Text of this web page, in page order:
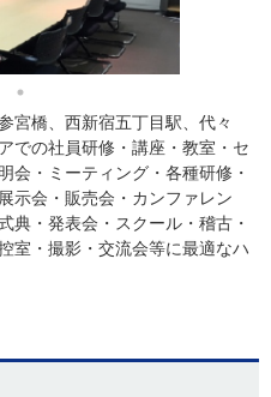
宮橋、西新宿五丁目駅、代々
での社員研修・講座・教室・セ
会・ミーティング・各種研修・
示会・販売会・カンファレン
典・発表会・スクール・稽古・
室・撮影・交流会等に最適なハ